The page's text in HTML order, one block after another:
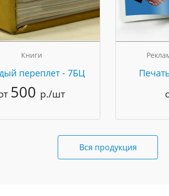
Книги
переплет - 7БЦ
500 р./шт
Вся продукция